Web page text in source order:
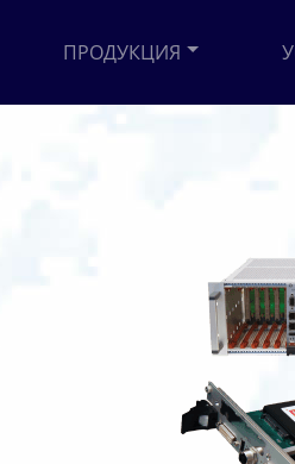
ПРОДУКЦИЯ